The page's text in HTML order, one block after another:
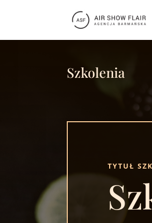
Szkolenia
TYTUŁ